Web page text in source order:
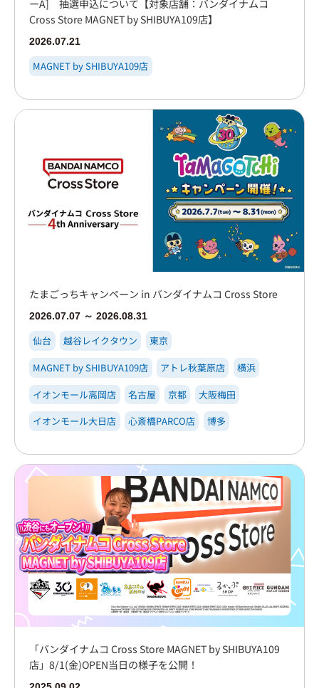
ーA] 抽選申込について【対象店舗：バンダイナムコ
Cross Store MAGNET by SHIBUYA109店】
2026.07.21
MAGNET by SHIBUYA109店
たまごっちキャンペーン in バンダイナムコ Cross Store
2026.07.07 ～ 2026.08.31
仙台 越谷レイクタウン
東京
MAGNET by SHIBUYA109店
アトレ秋葉原店
横浜
イオンモール高岡店
名古屋 京都
大阪梅田
イオンモール大日店
心斎橋PARCO店 博多
「バンダイナムコ Cross Store MAGNET by SHIBUYA109
店」8/1(金)OPEN当日の様子を公開！